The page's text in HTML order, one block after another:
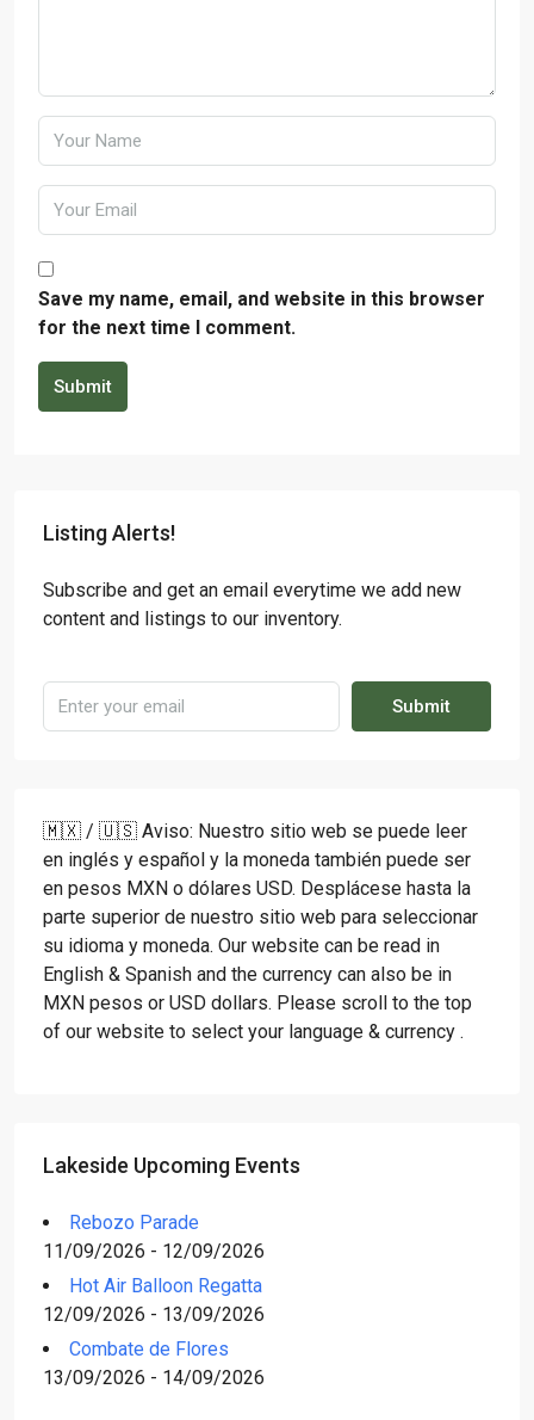
Save my name, email, and website in this browser
for the next time I comment.
Submit
Listing Alerts!
Subscribe and get an email everytime we add new
content and listings to our inventory.
Submit
🇲🇽 / 🇺🇸 Aviso: Nuestro sitio web se puede leer
en inglés y español y la moneda también puede ser
en pesos MXN o dólares USD. Desplácese hasta la
parte superior de nuestro sitio web para seleccionar
su idioma y moneda. Our website can be read in
English & Spanish and the currency can also be in
MXN pesos or USD dollars. Please scroll to the top
of our website to select your language & currency .
Lakeside Upcoming Events
Rebozo Parade
11/09/2026 - 12/09/2026
Hot Air Balloon Regatta
12/09/2026 - 13/09/2026
Combate de Flores
13/09/2026 - 14/09/2026